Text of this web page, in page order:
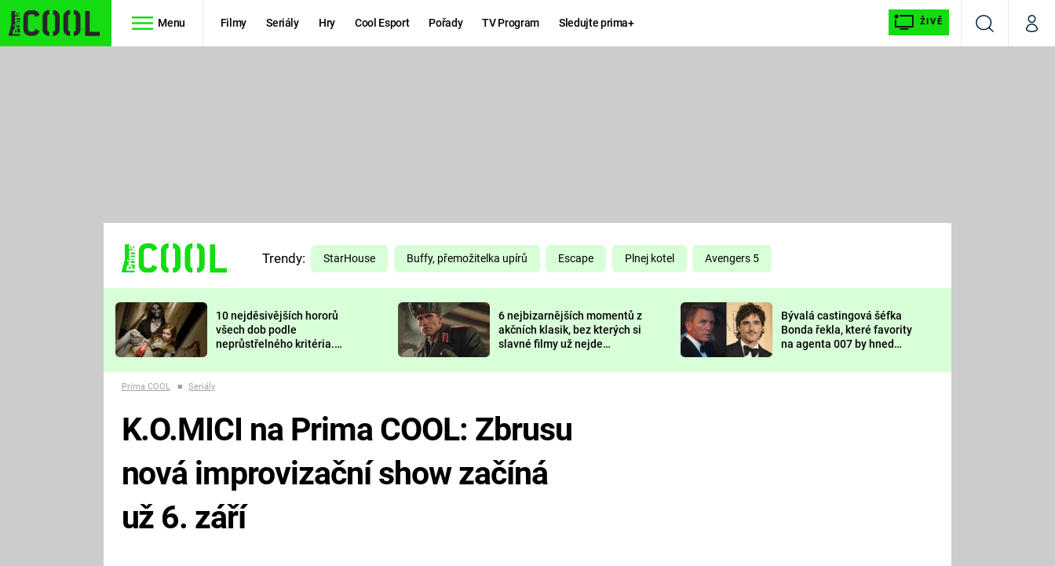
Menu Filmy Seriály Hry Cool Esport Pořady TV Program Sledujte prima+ ŽIVĚ
VyhledáváníMůj
TŘESKU
FUTURAMA
PREDÁTOR
DELIVERANCE
KOMEDIE
CHUCK
NORRIS
DEADPOOL
Prima LAJK
Sledujte nás
Trendy: StarHouse Buffy, přemožitelka upírů Escape Plnej kotel Avengers 5
10 nejděsivějších hororů
všech dob podle
neprůstřelného kritéria.
nejvíc zvednou tep?
6 nejbizarnějších momentů z
akčních klasik, bez kterých si
slavné filmy už nejde
Bývalá castingová šéfka
Bonda řekla, které favority
na agenta 007 by hned
Prima COOL ■ Seriály
K.O.MICI na Prima COOL: Zbrusu
nová improvizační show začíná
už 6. září